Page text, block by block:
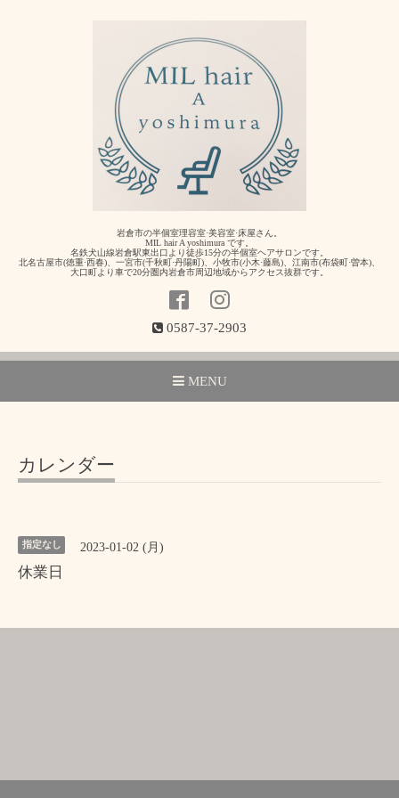
岩倉市の半個室理容室·美容室·床屋さん。
MIL hair A yoshimura です。
名鉄犬山線岩倉駅東出口より徒歩15分の半個室ヘアサロンです。
北名古屋市(徳重·西春)、一宮市(千秋町·丹陽町)、小牧市(小木·藤島)、江南市(布袋町·曽本)、
大口町より車で20分圏内岩倉市周辺地域からアクセス抜群です。
0587-37-2903
MENU
カレンダー
指定なし 2023-01-02 (月)
休業日